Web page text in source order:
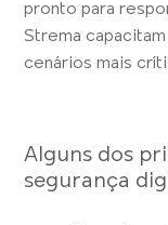
pronto para
Strema
cenários mais
Alguns dos
segurança